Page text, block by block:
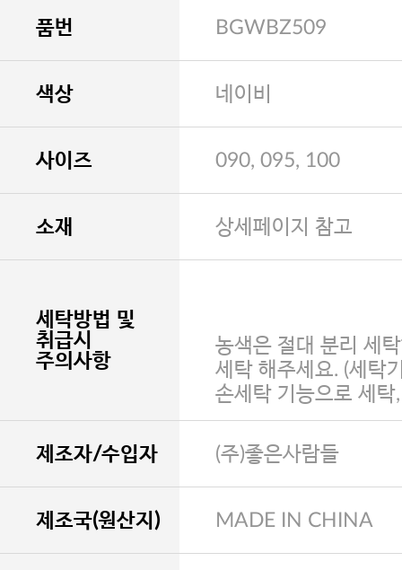
품번 BGWBZ509
색상 네이비
사이즈 090, 095, 100
소재 상세페이지 참고
세탁방법 및
취급시
주의사항
농색은 절대 분리 세
세탁 해주세요. (세탁
손세탁 기능으로 세탁
제조자/수입자 (주)좋은사람들
제조국(원산지) MADE IN CHINA